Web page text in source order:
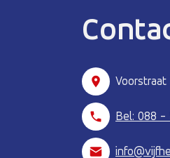
Voorstraat
Bel: 088 -